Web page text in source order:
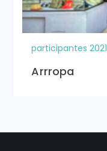
participantes 2021
Arrropa